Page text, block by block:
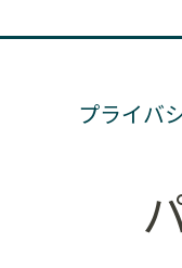
プライバ